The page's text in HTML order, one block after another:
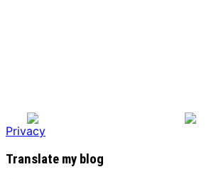
Privacy
Translate my blog